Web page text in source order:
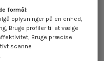
formål:
oplysninger på en enhed,
Bruge profiler til at vælge
Bruge præcise
scanne